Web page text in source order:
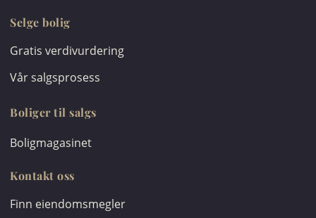
Selge bolig
Gratis verdivurdering
Vår salgsprosess
Boliger til salgs
Boligmagasinet
Kontakt oss
Finn eiendomsmegler